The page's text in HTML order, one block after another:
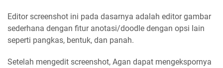
Editor screenshot ini pada dasarnya adalah editor gambar
sederhana dengan fitur anotasi/doodle dengan opsi lain
seperti pangkas, bentuk, dan panah.
Setelah mengedit screenshot, Agan dapat mengekspornya